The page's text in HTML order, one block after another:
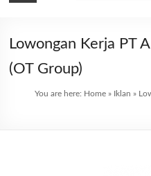
Lowongan Kerja PT
(OT Group)
You are here: Home» Iklan »